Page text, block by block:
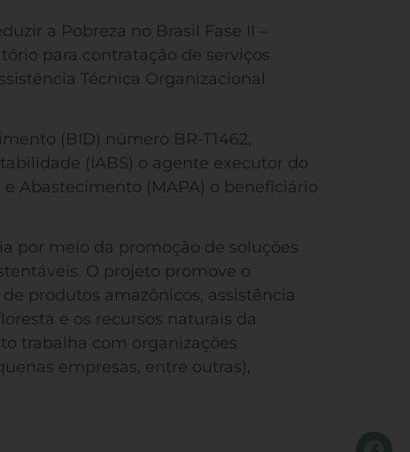
a Pobreza no Brasil Fase II –
para contratação de serviços
Técnica Organizacional
(BID) número BR-T1462,
(IABS) o agente executor do
Abastecimento (MAPA) o beneficiário
por meio da promoção de soluções
O projeto promove o
produtos amazônicos, assistência
e os recursos naturais da
trabalha com organizações
empresas, entre outras),